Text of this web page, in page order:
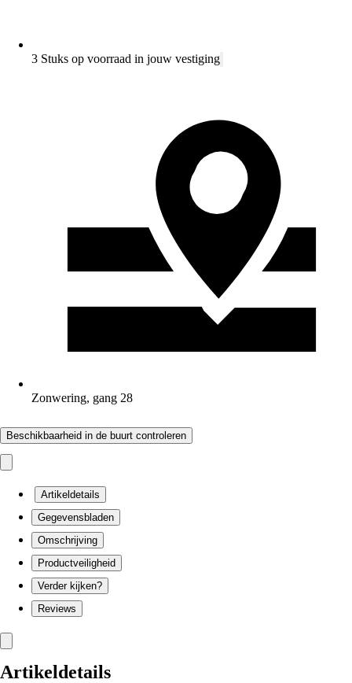
3 Stuks op voorraad in jouw vestiging
Zonwering, gang 28
Beschikbaarheid in de buurt controleren
Artikeldetails
Gegevensbladen
Omschrijving
Productveiligheid
Verder kijken?
Reviews
Artikeldetails